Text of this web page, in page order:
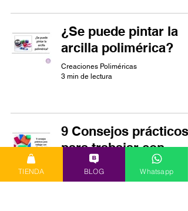
¿Se puede pintar la
arcilla polimérica?
Creaciones Poliméricas
3 min de lectura
9 Consejos prácticos
para trabajar con
arcilla polimérica
Creaciones Poliméricas
TIENDA BLOG Whatsapp